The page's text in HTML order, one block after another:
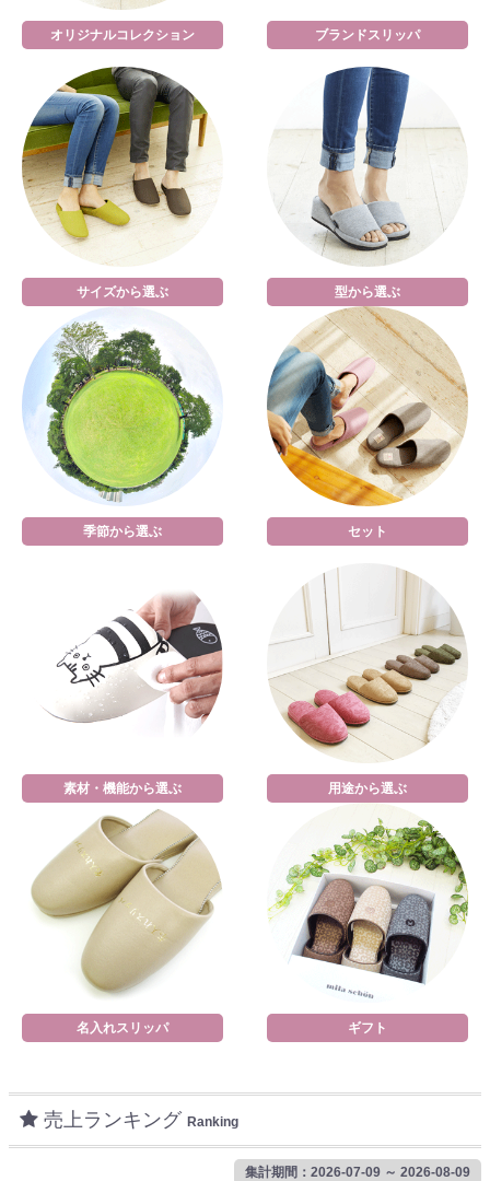
オリジナルコレクション ブランドスリッパ
サイズから選ぶ 型から選ぶ
季節から選ぶ セット
素材・機能から選ぶ 用途から選ぶ
名入れスリッパ ギフト
売上ランキング Ranking
集計期間：2026-07-09 ～ 2026-08-09